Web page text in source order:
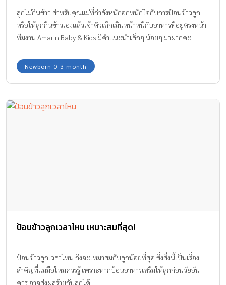
ลูกไม่กินข้าว สำหรับคุณแม่ที่กำลังหนักอกหนักใจกับการป้อนข้าวลูก
หรือให้ลูกกินข้าวเองแล้วเจ้าตัวเล็กเมินหน้าหนีกับอาหารที่อยู่ตรงหน้า
ทีมงาน Amarin Baby & Kids มีคำแนะนำเล็กๆ น้อยๆ มาฝากค่ะ
Newborn 0-3 month
ป้อนข้าวลูกเวลาไหน เหมาะสมที่สุด!
ป้อนข้าวลูกเวลาไหน ถึงจะเหมาสมกับลูกน้อยที่สุด ซึ่งสิ่งนี้เป็นเรื่อง
สำคัญที่แม่มือใหม่ควรรู้ เพราะหากป้อนอาหารเสริมให้ลูกก่อนวัยอัน
ควร อาจส่งผลร้ายกับลูกได้